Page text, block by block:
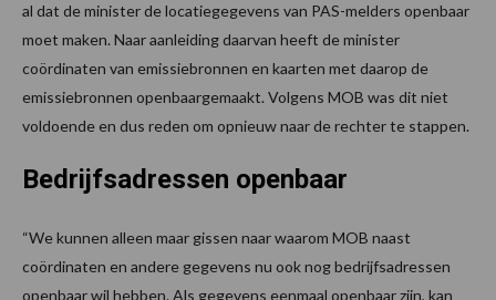
al dat de minister de locatiegegevens van PAS-melders openbaar
moet maken. Naar aanleiding daarvan heeft de minister
coördinaten van emissiebronnen en kaarten met daarop de
emissiebronnen openbaargemaakt. Volgens MOB was dit niet
voldoende en dus reden om opnieuw naar de rechter te stappen.
Bedrijfsadressen openbaar
“We kunnen alleen maar gissen naar waarom MOB naast
coördinaten en andere gegevens nu ook nog bedrijfsadressen
openbaar wil hebben. Als gegevens eenmaal openbaar zijn, kan